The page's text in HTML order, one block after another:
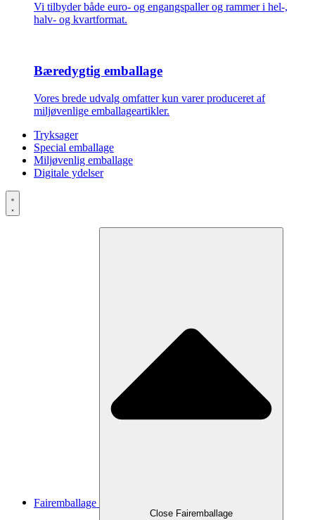
Vi tilbyder både euro- og engangspaller og rammer i hel-,
halv- og kvartformat.
Bæredygtig emballage
Vores brede udvalg omfatter kun varer produceret af
miljøvenlige emballageartikler.
Tryksager
Special emballage
Miljøvenlig emballage
Digitale ydelser
Fairemballage
Close Fairemballage